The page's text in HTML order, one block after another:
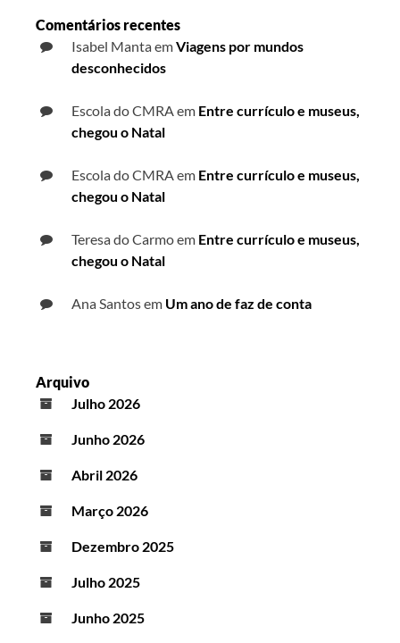
Comentários recentes
Isabel MantaemViagens por mundos
desconhecidos
Escola do CMRA em Entre currículo e museus,
chegou o Natal
Escola do CMRA em Entre currículo e museus,
chegou o Natal
Teresa do Carmoem Entre currículo e museus,
chegou o Natal
Ana Santosem Um ano de faz de conta
Arquivo
Julho 2026
Junho 2026
Abril 2026
Março 2026
Dezembro 2025
Julho 2025
Junho 2025